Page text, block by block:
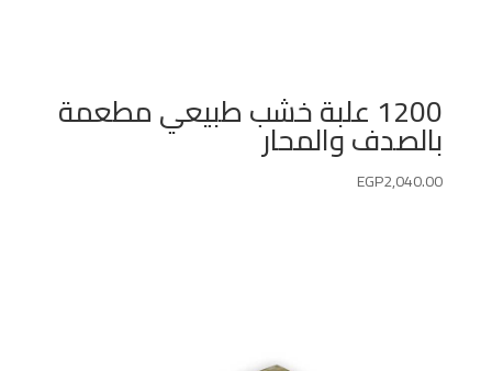
1200 علبة خشب طبيعي مطعمة
بالصدف والمحار
EGP2,040.00